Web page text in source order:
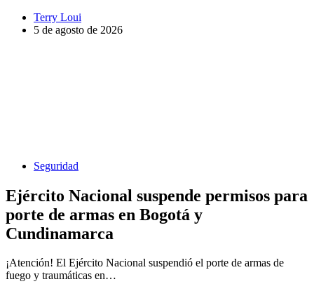
Terry Loui
5 de agosto de 2026
Seguridad
Ejército Nacional suspende permisos para
porte de armas en Bogotá y
Cundinamarca
¡Atención! El Ejército Nacional suspendió el porte de armas de
fuego y traumáticas en…